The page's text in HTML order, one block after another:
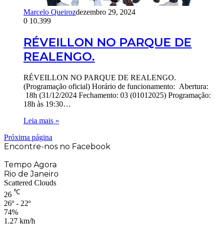
Marcelo Queirozdezembro 29, 2024
0 10.399
RÉVEILLON NO PARQUE DE
REALENGO.
RÉVEILLON NO PARQUE DE REALENGO.
(Programação oficial) Horário de funcionamento: Abertura:
18h (31/12/2024 Fechamento: 03 (01012025) Programação:
18h às 19:30…
Leia mais »
Próxima página
Encontre-nos no Facebook
Tempo Agora
Rio de Janeiro
Scattered Clouds
26 ℃
26º - 22º
74%
1.27 km/h